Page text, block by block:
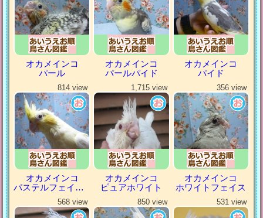
オカメインコ
パール
オカメインコ
パールパイド
オカメインコ
パイド
814 view
オカメインコ
パステルフェイスルチノー
1,715 view
オカメインコ
ピュアホワイト
356 view
オカメインコ
ホワイトフェイス
568 view 850 view 531 view